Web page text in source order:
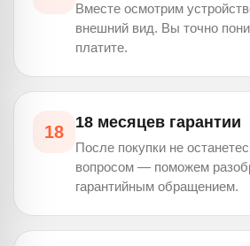
Вместе осмотрим
внешний вид. Вы точно
платите.
18 18 месяцев гарантии
После покупки не
вопросом — поможем
гарантийным обращением.